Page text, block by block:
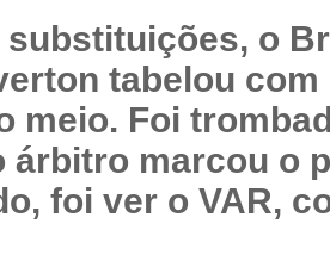
o
tabelou
meio. Foi
árbitro marcou o
foi ver o VAR,